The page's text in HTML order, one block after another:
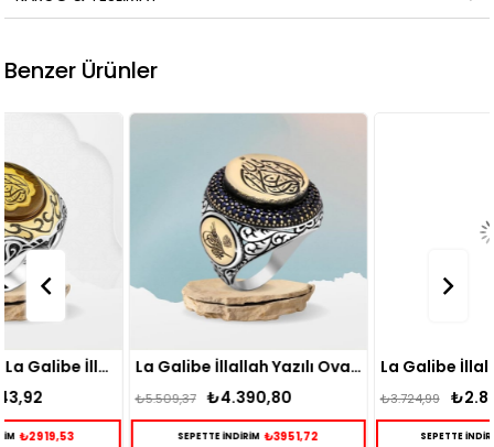
Benzer Ürünler
La Galibe İllallah Yazılı Oval Gümüş Yüzük
₺4.390,80
₺5.509,37
SEPETTE İNDİRİM ₺3951,72
La Galibe İllallah Yazılı Kare Gümüş Yüzük
₺2.895,15
₺3.724,99
SEPETTE İNDİRİM ₺2605,64